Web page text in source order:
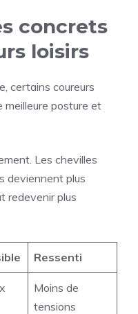
concrets
loisirs
certains coureurs
posture et
Les chevilles
deviennent plus
redevenir plus
Ressenti
Moins de
tensions